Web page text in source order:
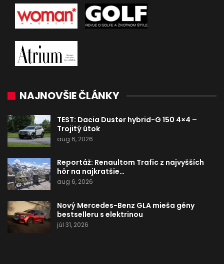
NAJNOVŠIE ČLÁNKY
TEST: Dacia Duster hybrid-G 150 4×4 –
Trojitý útok
aug 6, 2026
Reportáž: Renaultom Trafic z najvyšších
hôr na najkratšie…
aug 6, 2026
Nový Mercedes-Benz GLA mieša gény
bestselleru s elektrinou
júl 31, 2026